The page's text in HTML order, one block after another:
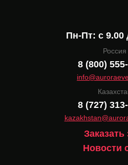
Пн-Пт: с 9.00
Россия
8 (800)
8 (727)
Заказать
Новости